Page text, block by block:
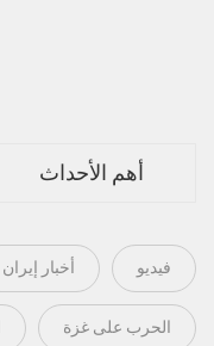
أهم الأحداث
فيديو أخبار إيران
الحرب على غزة